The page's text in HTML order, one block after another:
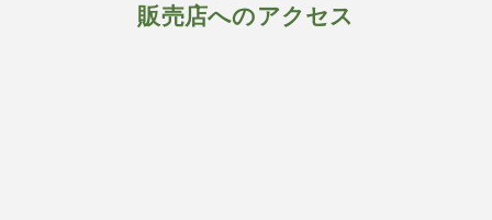
販売店へのアクセス